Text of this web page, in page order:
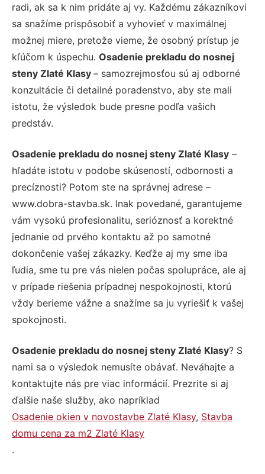
radi, ak sa k nim pridáte aj vy. Každému zákazníkovi
sa snažíme prispôsobiť a vyhovieť v maximálnej
možnej miere, pretože vieme, že osobný prístup je
kľúčom k úspechu. Osadenie prekladu do nosnej
steny Zlaté Klasy – samozrejmosťou sú aj odborné
konzultácie či detailné poradenstvo, aby ste mali
istotu, že výsledok bude presne podľa vašich
predstáv.
Osadenie prekladu do nosnej steny Zlaté Klasy –
hľadáte istotu v podobe skúseností, odbornosti a
precíznosti? Potom ste na správnej adrese –
www.dobra-stavba.sk. Inak povedané, garantujeme
vám vysokú profesionalitu, serióznosť a korektné
jednanie od prvého kontaktu až po samotné
dokončenie vašej zákazky. Keďže aj my sme iba
ľudia, sme tu pre vás nielen počas spolupráce, ale aj
v prípade riešenia prípadnej nespokojnosti, ktorú
vždy berieme vážne a snažíme sa ju vyriešiť k vašej
spokojnosti.
Osadenie prekladu do nosnej steny Zlaté Klasy? S
nami sa o výsledok nemusíte obávať. Neváhajte a
kontaktujte nás pre viac informácií. Prezrite si aj
ďalšie naše služby, ako napríklad
Osadenie okien v novostavbe Zlaté Klasy, Stavba
domu cena za m2 Zlaté Klasy
.